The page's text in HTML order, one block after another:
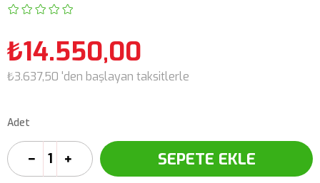
₺14.550,00
₺3.637,50 'den başlayan taksitlerle
Adet